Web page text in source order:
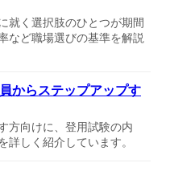
就く選択肢のひとつが期間
など職場選びの基準を解説
からステップアップす
方向けに、登用試験の内
詳しく紹介しています。